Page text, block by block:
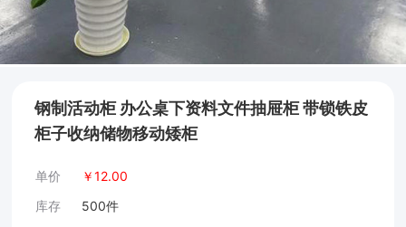
钢制活动柜 办公桌下资料文件抽屉柜 带锁铁皮
柜子收纳储物移动矮柜
单价 ￥12.00
库存
500件